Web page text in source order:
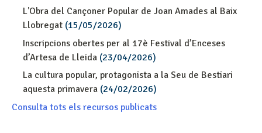
L'Obra del Cançoner Popular de Joan Amades al Baix
Llobregat (15/05/2026)
Inscripcions obertes per al 17è Festival d’Enceses
d’Artesa de Lleida (23/04/2026)
La cultura popular, protagonista a la Seu de Bestiari
aquesta primavera (24/02/2026)
Consulta tots els recursos publicats